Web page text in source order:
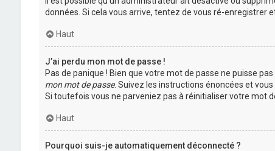
données. Si cela vous arrive, tentez de vous ré-enregistrer
Haut
J’ai perdu mon mot de passe !
Pas de panique ! Bien que votre mot de passe ne puisse
mon mot de passe. Suivez les instructions énoncées et
Si toutefois vous ne parveniez pas à réinitialiser votre mot
Haut
Pourquoi suis-je automatiquement déconnecté ?